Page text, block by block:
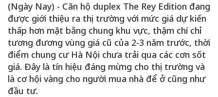
(Ngày Nay) - Căn hộ duplex The Rey Edition đang
được giới thiệu ra thị trường với mức giá dự kiến
thấp hơn mặt bằng chung khu vực, thậm chí chỉ
tương đương vùng giá cũ của 2-3 năm trước, thời
điểm chung cư Hà Nội chưa trải qua các cơn sốt
giá. Đây là tín hiệu đáng mừng cho thị trường và
là cơ hội vàng cho người mua nhà để ở cũng như
đầu tư.